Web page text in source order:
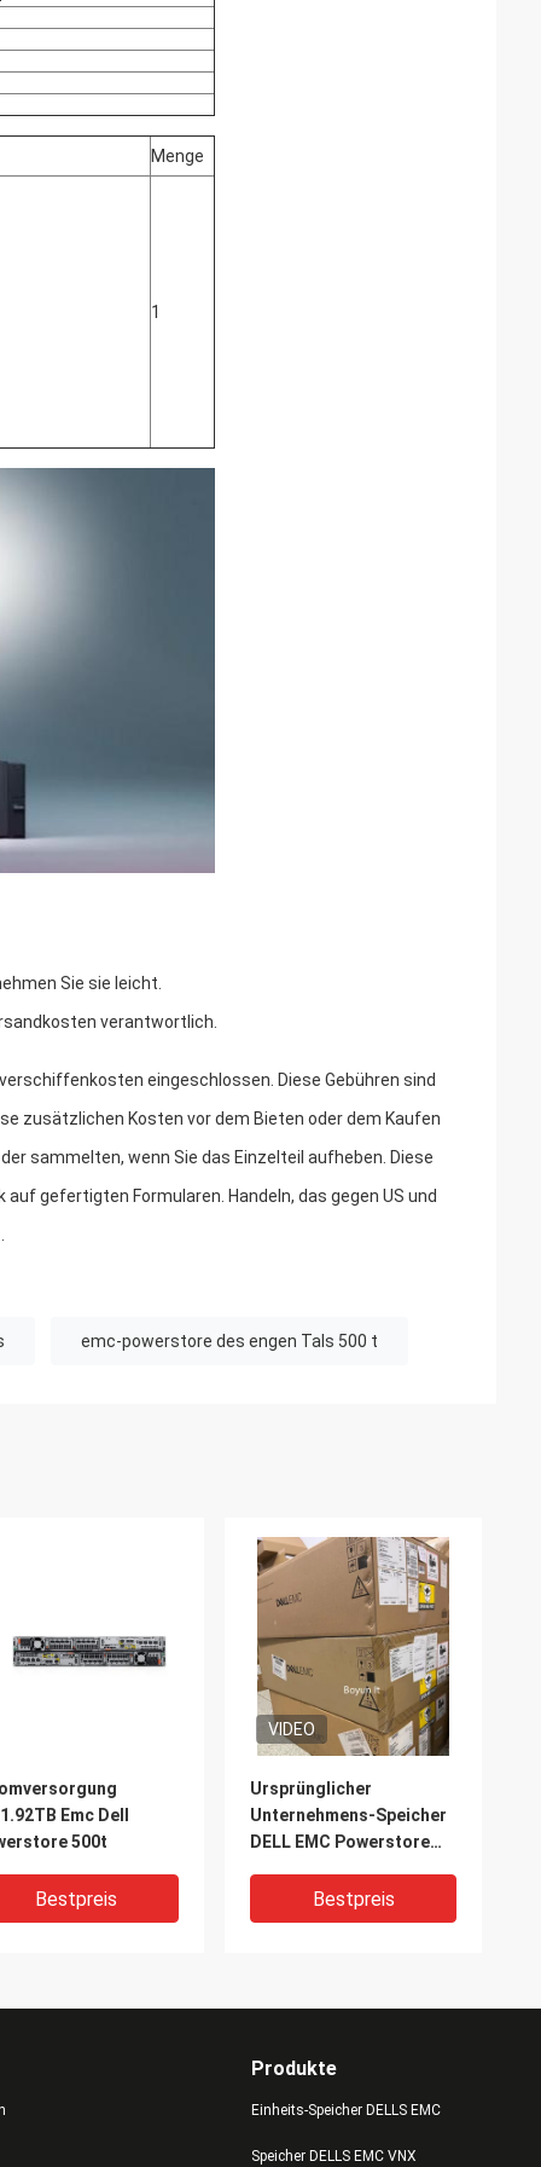
Menge
1
Sie sie leicht.
verantwortlich.
eingeschlossen. Diese Gebühren sind
zusätzlichen Kosten vor dem Bieten oder dem Kaufen
sammelten, wenn Sie das Einzelteil aufheben. Diese
gefertigten Formularen. Handeln, das gegen US und
emc-powerstore des engen Tals 500 t
Emc Dell
500t
Bestpreis
VIDEO
Ursprünglicher
Unternehmens-Speicher
DELL EMC Powerstore
Bestpreis
Produkte
Einheits-Speicher DELLS EMC
Speicher DELLS EMC VNX